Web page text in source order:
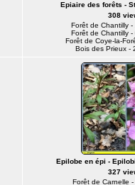
Epiaire des forêts -
308
Forêt de Chantilly
Forêt de Chantilly
Forêt de Coye-la-
Bois des Prieux -
Epilobe en épi -
327
Forêt de Carnelle